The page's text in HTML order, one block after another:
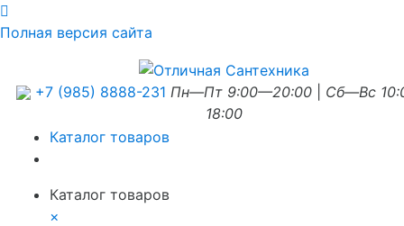
Полная версия сайта
+7 (985) 8888-231 Пн—Пт 9:00—20:00
Сб—Вс
18:00
Каталог товаров
Каталог товаров
×